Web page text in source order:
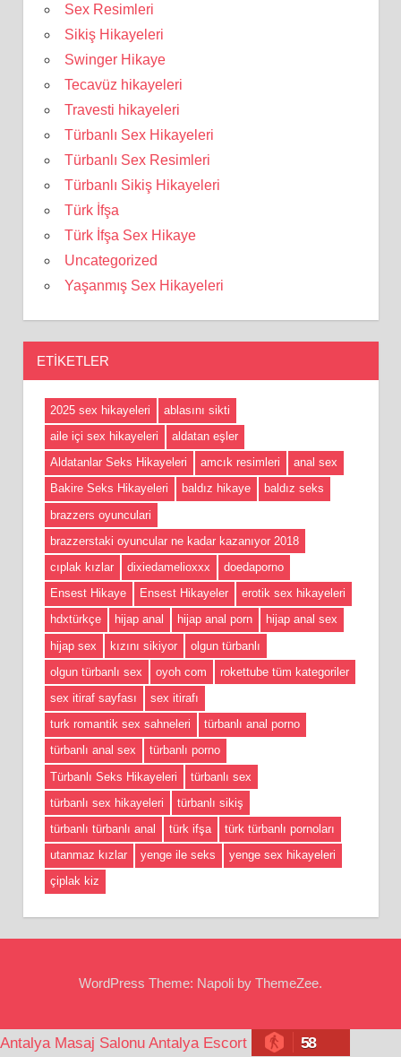
Sex Resimleri
Sikiş Hikayeleri
Swinger Hikaye
Tecavüz hikayeleri
Travesti hikayeleri
Türbanlı Sex Hikayeleri
Türbanlı Sex Resimleri
Türbanlı Sikiş Hikayeleri
Türk İfşa
Türk İfşa Sex Hikaye
Uncategorized
Yaşanmış Sex Hikayeleri
ETIKETLER
2025 sex hikayeleri
ablasını sikti
aile içi sex hikayeleri
aldatan eşler
Aldatanlar Seks Hikayeleri
amcık resimleri
anal sex
Bakire Seks Hikayeleri
baldız hikaye
baldız seks
brazzers oyunculari
brazzerstaki oyuncular ne kadar kazanıyor 2018
cıplak kızlar
dixiedamelioxxx
doedaporno
Ensest Hikaye
Ensest Hikayeler
erotik sex hikayeleri
hdxtürkçe
hijap anal hijap anal porn
hijap anal sex
hijap sex
kızını sikiyor
olgun türbanlı
olgun türbanlı sex
oyoh com
rokettube tüm kategoriler
sex itiraf sayfası
sex itirafı
turk romantik sex sahneleri
türbanlı anal porno
türbanlı anal sex
türbanlı porno
Türbanlı Seks Hikayeleri
türbanlı sex
türbanlı sex hikayeleri
türbanlı sikiş
türbanlı türbanlı anal
türk ifşa
türk türbanlı pornoları
utanmaz kızlar
yenge ile seks
yenge sex hikayeleri
çiplak kiz
WordPress Theme: Napoli by ThemeZee.
Antalya Masaj Salonu Antalya Escort 58